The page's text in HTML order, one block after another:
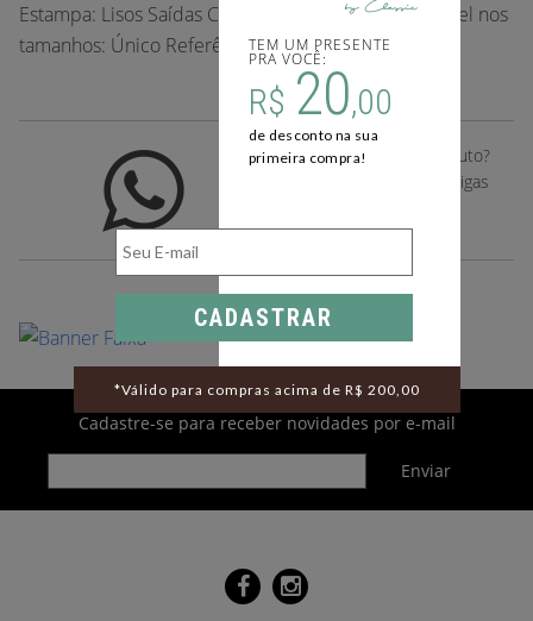
TEM UM PRESENTE
PRA VOCÊ:
R$ 20,00
de desconto na sua
primeira compra!
CADASTRAR
*Válido para compras acima de R$ 200,00
Estampa: Lisos Saídas Coleção: Verão 2023 Disponível nos
tamanhos: Único Referência: 16357
Gostou deste desse produto?
Compartilhe com suas amigas
Cadastre-se para receber novidades por e-mail